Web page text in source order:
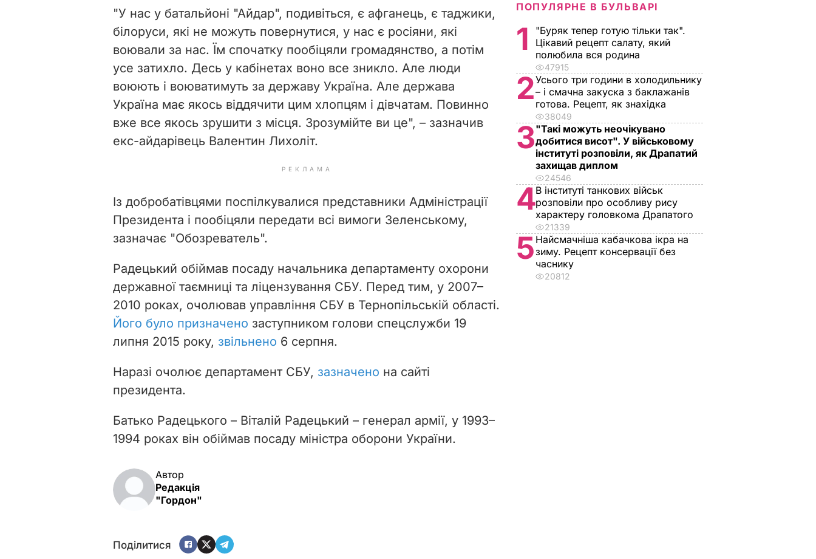
"У нас у батальйоні "Айдар", подивіться, є афганець, є таджики,
білоруси, які не можуть повернутися, у нас є росіяни, які
воювали за нас. Їм спочатку пообіцяли громадянство, а потім
усе затихло. Десь у кабінетах воно все зникло. Але люди
воюють і воюватимуть за державу Україна. Але держава
Україна має якось віддячити цим хлопцям і дівчатам. Повинно
вже все якось зрушити з місця. Зрозумійте ви це", – зазначив
екс-айдарівець Валентин Лихоліт.
РЕКЛАМА
Із добробатівцями поспілкувалися представники Адміністрації
Президента і пообіцяли передати всі вимоги Зеленському,
зазначає "Обозреватель".
Радецький обіймав посаду начальника департаменту охорони
державної таємниці та ліцензування СБУ. Перед тим, у 2007–
2010 роках, очолював управління СБУ в Тернопільській області.
Його було призначено заступником голови спецслужби 19
липня 2015 року, звільнено 6 серпня.
Наразі очолює департамент СБУ, зазначено на сайті
президента.
Батько Радецького – Віталій Радецький – генерал армії, у 1993–
1994 роках він обіймав посаду міністра оборони України.
Автор
Редакція
"Гордон"
Поділитися
ПОПУЛЯРНЕ В БУЛЬВАРІ
1
"Буряк тепер готую тільки так".
Цікавий рецепт салату, який
полюбила вся родина
47915
2Усього три години в холодильнику
– і смачна закуска з баклажанів
готова. Рецепт, як знахідка
38049
3"Такі можуть неочікувано
добитися висот". У військовому
інституті розповіли, як Драпатий
захищав диплом
24546
4В інституті танкових військ
розповіли про особливу рису
характеру головкома Драпатого
21339
5 Найсмачніша кабачкова ікра на
зиму. Рецепт консервації без
часнику
20812